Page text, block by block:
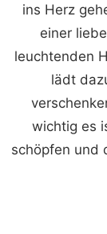
ins Herz
einer
leuchtenden
lädt
wichtig es
schöpfen und